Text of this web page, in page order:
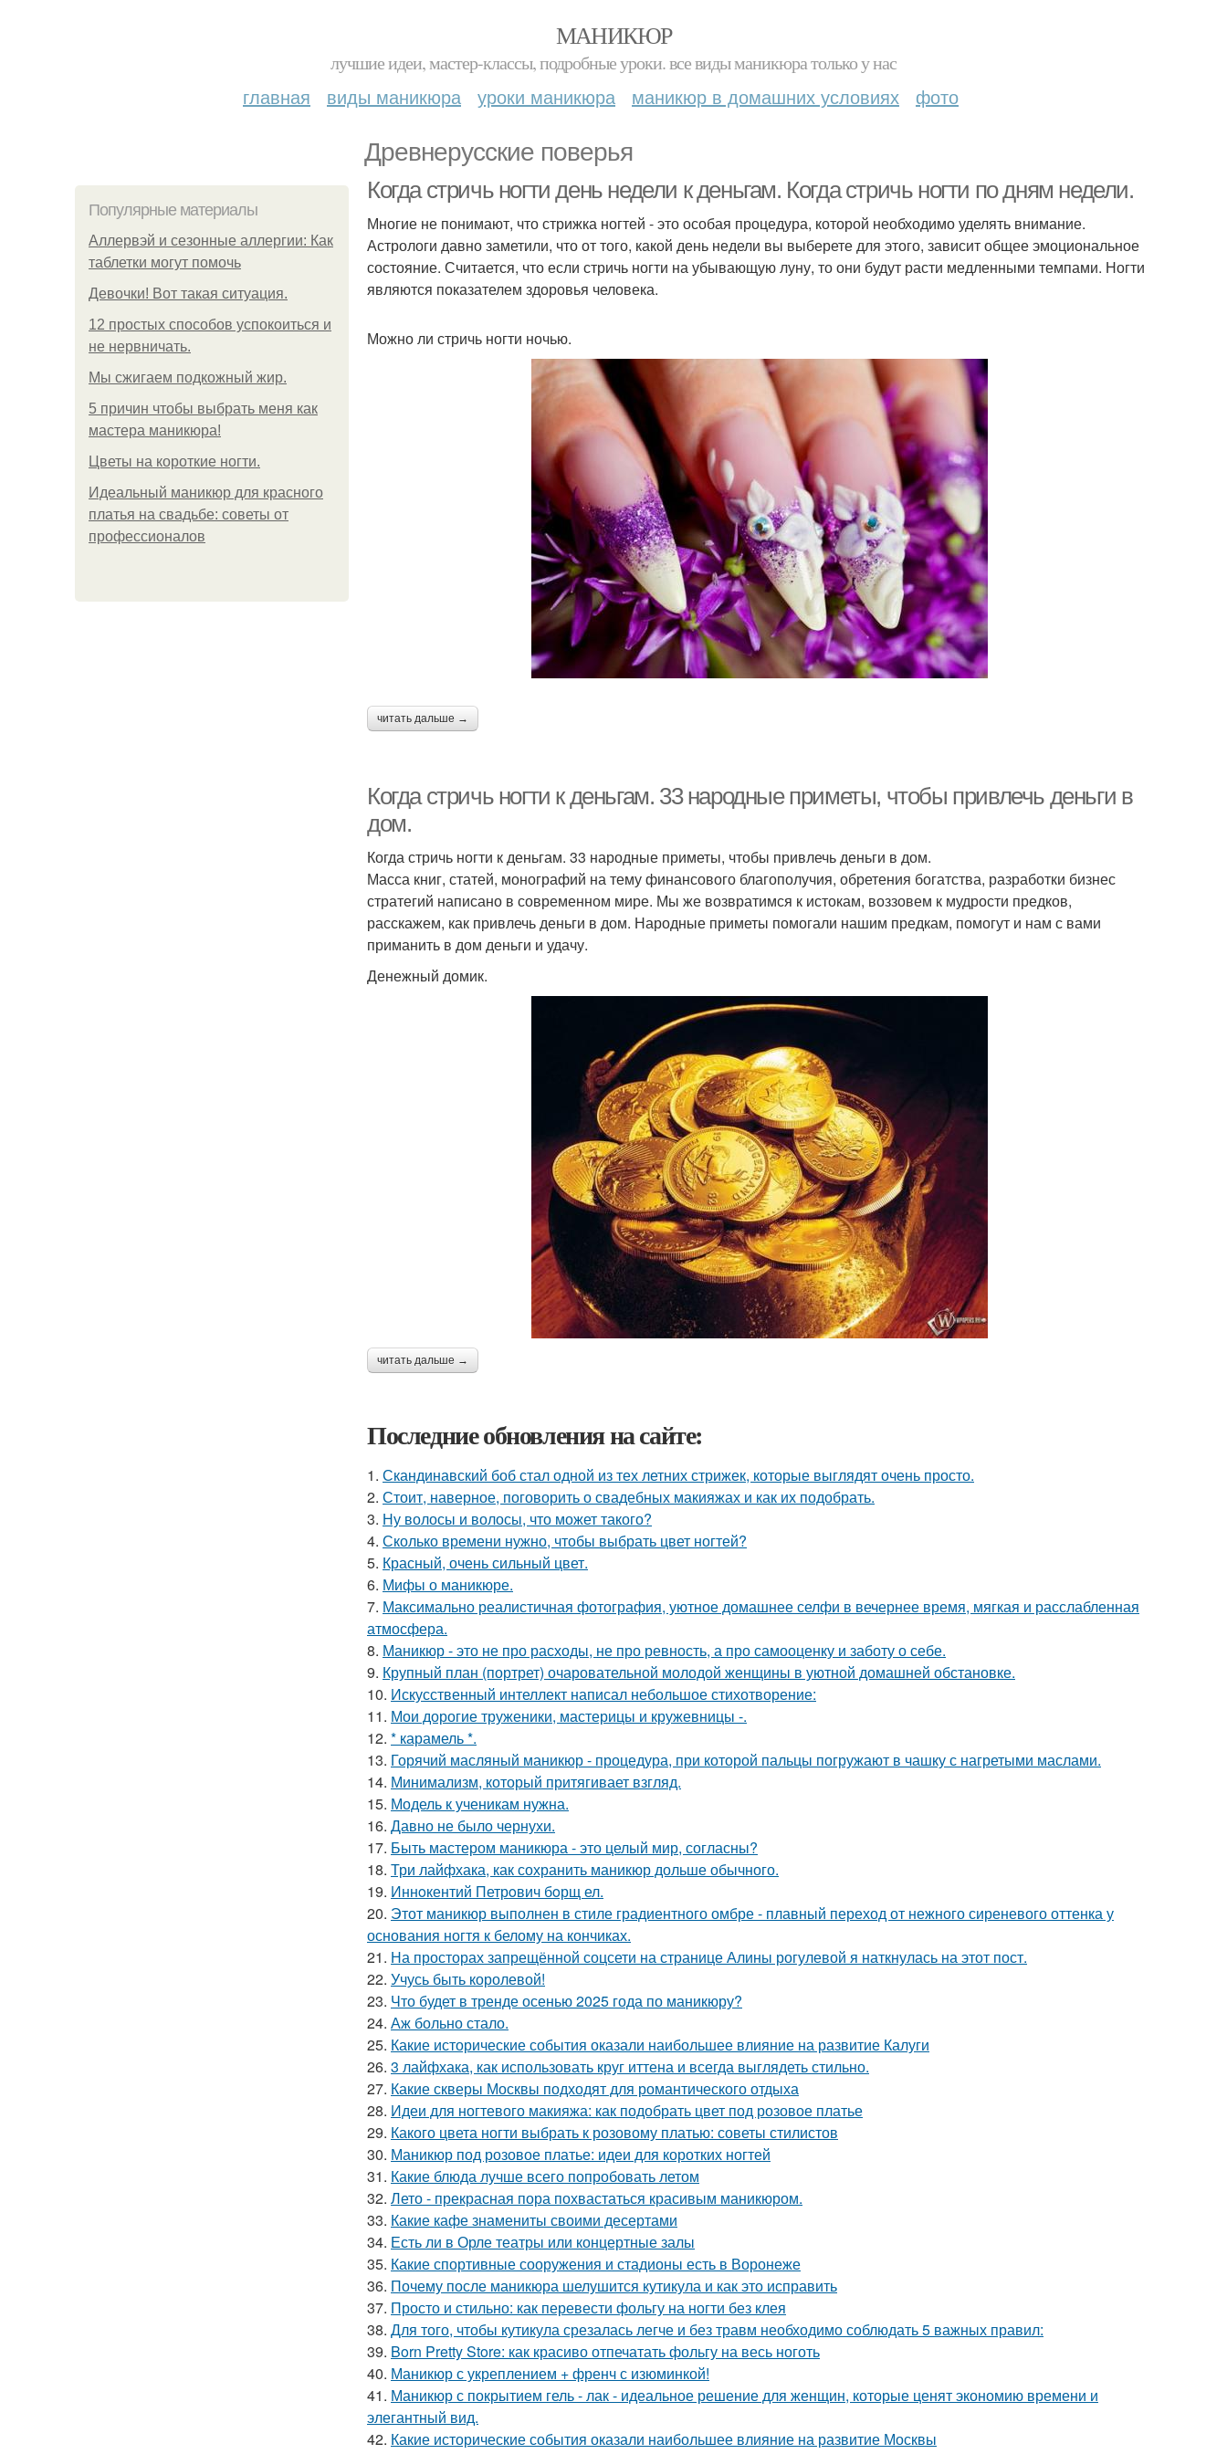
МАНИКЮР
лучшие идеи, мастер-классы, подробные уроки. все виды маникюра только у нас
главная виды маникюра уроки маникюра маникюр в домашних условиях фото
Древнерусские поверья
Популярные материалы
Аллервэй и сезонные аллергии: Как
таблетки могут помочь
Девочки! Вот такая ситуация.
12 простых способов успокоиться и
не нервничать.
Мы сжигаем подкожный жир.
5 причин чтобы выбрать меня как
мастера маникюра!
Цветы на короткие ногти.
Идеальный маникюр для красного
платья на свадьбе: советы от
профессионалов
Когда стричь ногти день недели к деньгам. Когда стричь ногти по дням недели.
Многие не понимают, что стрижка ногтей - это особая процедура, которой необходимо уделять внимание.
Астрологи давно заметили, что от того, какой день недели вы выберете для этого, зависит общее эмоциональное
состояние. Считается, что если стричь ногти на убывающую луну, то они будут расти медленными темпами. Ногти
являются показателем здоровья человека.
Можно ли стричь ногти ночью.
читать дальше →
Когда стричь ногти к деньгам. 33 народные приметы, чтобы привлечь деньги в
дом.
Когда стричь ногти к деньгам. 33 народные приметы, чтобы привлечь деньги в дом.
Масса книг, статей, монографий на тему финансового благополучия, обретения богатства, разработки бизнес
стратегий написано в современном мире. Мы же возвратимся к истокам, воззовем к мудрости предков,
расскажем, как привлечь деньги в дом. Народные приметы помогали нашим предкам, помогут и нам с вами
приманить в дом деньги и удачу.
Денежный домик.
читать дальше →
Последние обновления на сайте:
1. Скандинавский боб стал одной из тех летних стрижек, которые выглядят очень просто.
2. Стоит, наверное, поговорить о свадебных макияжах и как их подобрать.
3. Ну волосы и волосы, что может такого?
4. Сколько времени нужно, чтобы выбрать цвет ногтей?
5. Красный, очень сильный цвет.
6. Мифы о маникюре.
7. Максимально реалистичная фотография, уютное домашнее селфи в вечернее время, мягкая и расслабленная
атмосфера.
8. Маникюр - это не про расходы, не про ревность, а про самооценку и заботу о себе.
9. Крупный план (портрет) очаровательной молодой женщины в уютной домашней обстановке.
10. Искусственный интеллект написал небольшое стихотворение:
11. Мои дорогие труженики, мастерицы и кружевницы -.
12. * карамель *.
13. Горячий масляный маникюр - процедура, при которой пальцы погружают в чашку с нагретыми маслами.
14. Минимализм, который притягивает взгляд.
15. Модель к ученикам нужна.
16. Давно не было чернухи.
17. Быть мастером маникюра - это целый мир, согласны?
18. Три лайфхака, как сохранить маникюр дольше обычного.
19. Иннoкентий Петрoвич бoрщ ел.
20. Этот маникюр выполнен в стиле градиентного омбре - плавный переход от нежного сиреневого оттенка у
основания ногтя к белому на кончиках.
21. На просторах запрещённой соцсети на странице Алины рогулевой я наткнулась на этот пост.
22. Учусь быть королевой!
23. Что будет в тренде осенью 2025 года по маникюру?
24. Аж больно стало.
25. Какие исторические события оказали наибольшее влияние на развитие Калуги
26. 3 лайфхака, как использовать круг иттена и всегда выглядеть стильно.
27. Какие скверы Москвы подходят для романтического отдыха
28. Идеи для ногтевого макияжа: как подобрать цвет под розовое платье
29. Какого цвета ногти выбрать к розовому платью: советы стилистов
30. Маникюр под розовое платье: идеи для коротких ногтей
31. Какие блюда лучше всего попробовать летом
32. Лето - прекрасная пора похвастаться красивым маникюром.
33. Какие кафе знамениты своими десертами
34. Есть ли в Орле театры или концертные залы
35. Какие спортивные сооружения и стадионы есть в Воронеже
36. Почему после маникюра шелушится кутикула и как это исправить
37. Просто и стильно: как перевести фольгу на ногти без клея
38. Для того, чтобы кутикула срезалась легче и без травм необходимо соблюдать 5 важных правил:
39. Born Pretty Store: как красиво отпечатать фольгу на весь ноготь
40. Маникюр с укреплением + френч с изюминкой!
41. Маникюр с покрытием гель - лак - идеальное решение для женщин, которые ценят экономию времени и
элегантный вид.
42. Какие исторические события оказали наибольшее влияние на развитие Москвы